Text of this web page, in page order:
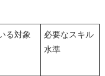
る対象
必要なスキル
水準